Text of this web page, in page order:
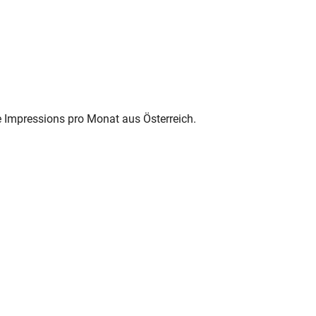
pro Monat aus Österreich.